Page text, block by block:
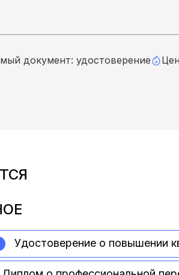
документ: удостоверение
Удостоверение о повышении